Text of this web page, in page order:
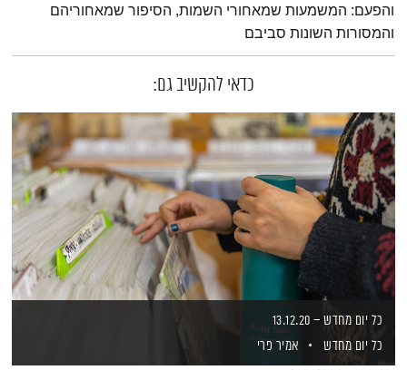
והפעם: המשמעות שמאחורי השמות, הסיפור שמאחוריהם
והמסורות השונות סביבם
כדאי להקשיב גם:
כל יום מחדש – 13.12.20
כל יום מחדש
אמיר פרי